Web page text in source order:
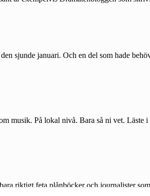
sjunde januari. Och en del som hade
musik. På lokal nivå. Bara så ni vet. Läste
riktigt feta plånböcker och journalister